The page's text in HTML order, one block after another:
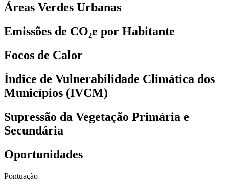
Áreas Verdes Urbanas
Emissões de CO₂e por Habitante
Focos de Calor
Índice de Vulnerabilidade Climática dos
Municípios (IVCM)
Supressão da Vegetação Primária e
Secundária
Oportunidades
Pontuação